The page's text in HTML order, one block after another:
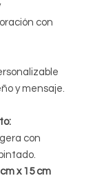
con
y mensaje.
con
x 15 cm